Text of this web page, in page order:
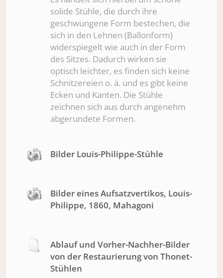
solide Stühle, die durch ihre
geschwungene Form bestechen, die
sich in den Lehnen (Ballonform)
widerspiegelt wie auch in der Form
des Sitzes. Dadurch wirken sie
optisch leichter, es finden sich keine
Schnitzereien o. ä. und es gibt keine
Ecken und Kanten. Die Stühle
zeichnen sich aus durch angenehm
abgerundete Formen.
Bilder Louis-Philippe-Stühle
Bilder eines Aufsatzvertikos, Louis-
Philippe, 1860, Mahagoni
Ablauf und Vorher-Nachher-Bilder
von der Restaurierung von Thonet-
Stühlen